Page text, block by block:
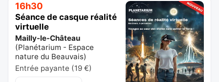
16h30
Séance de casque réalité
virtuelle
Mailly-le-Château
(Planétarium - Espace
nature du Beauvais)
Entrée payante (19 €)